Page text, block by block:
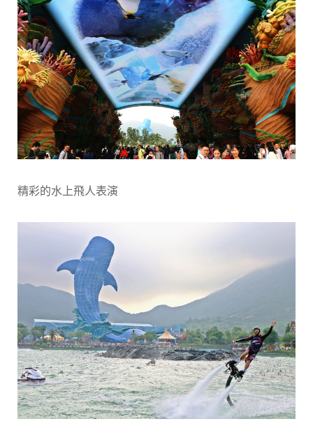
精彩的水上飛人表演